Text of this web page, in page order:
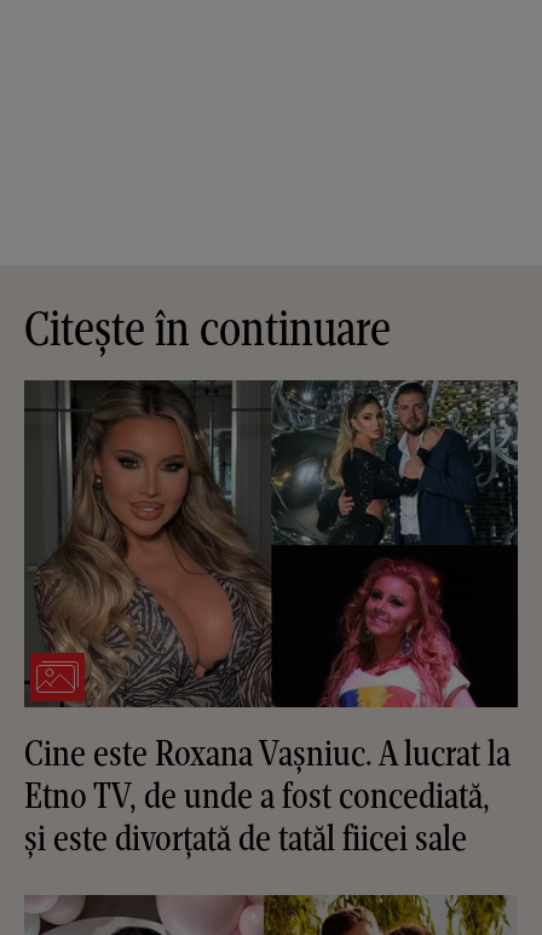
Citește în continuare
Cine este Roxana Vașniuc. A lucrat la
Etno TV, de unde a fost concediată,
și este divorțată de tatăl fiicei sale